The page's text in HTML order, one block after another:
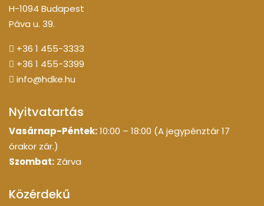
H-1094 Budapest
Páva u. 39.
+36 1 455-3333
+36 1 455-3399
info@hdke.hu
Nyitvatartás
Vasárnap-Péntek:10:00 – 18:00 (A jegypénztár 17
órakor zár.)
Szombat: Zárva
Közérdekű